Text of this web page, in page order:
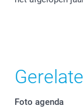
Foto agenda